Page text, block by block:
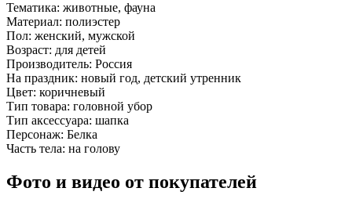
Тематика: животные, фауна
Материал: полиэстер
Пол: женский, мужской
Возраст: для детей
Производитель: Россия
На праздник: новый год, детский утренник
Цвет: коричневый
Тип товара: головной убор
Тип аксессуара: шапка
Персонаж: Белка
Часть тела: на голову
Фото и видео от покупателей